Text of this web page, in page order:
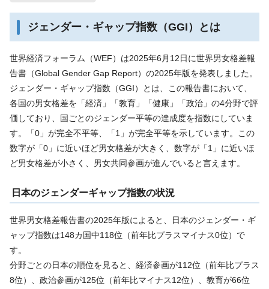
ジェンダー・ギャップ指数（GGI）とは
世界経済フォーラム（WEF）は2025年6月12日に世界男女格差報
告書（Global Gender Gap Report）の2025年版を発表しました。
ジェンダー・ギャップ指数（GGI）とは、この報告書において、
各国の男女格差を「経済」「教育」「健康」「政治」の4分野で評
価しており、国ごとのジェンダー平等の達成度を指数にしていま
す。「0」が完全不平等、「1」が完全平等を示しています。この
数字が「0」に近いほど男女格差が大きく、数字が「1」に近いほ
ど男女格差が小さく、男女共同参画が進んでいると言えます。
日本のジェンダーギャップ指数の状況
世界男女格差報告書の2025年版によると、日本のジェンダー・ギ
ャップ指数は148カ国中118位（前年比プラスマイナス0位）で
す。
分野ごとの日本の順位を見ると、経済参画が112位（前年比プラス
8位）、政治参画が125位（前年比マイナス12位）、教育が66位